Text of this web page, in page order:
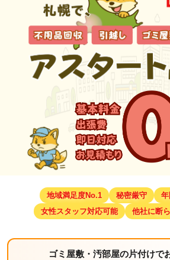
地域満足度No.1 秘密厳守
女性スタッフ対応可能
他社に断
ゴミ屋敷・汚部屋の片付けで